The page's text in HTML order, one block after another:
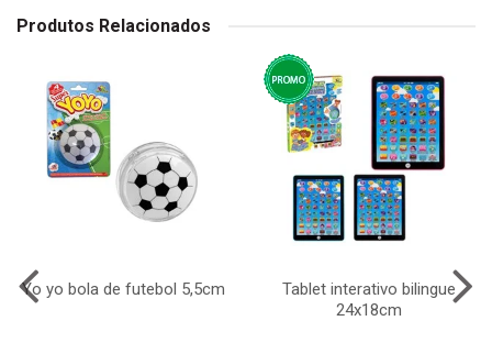
Produtos Relacionados
Yo yo bola de futebol 5,5cm
Tablet interativo bilingue
24x18cm